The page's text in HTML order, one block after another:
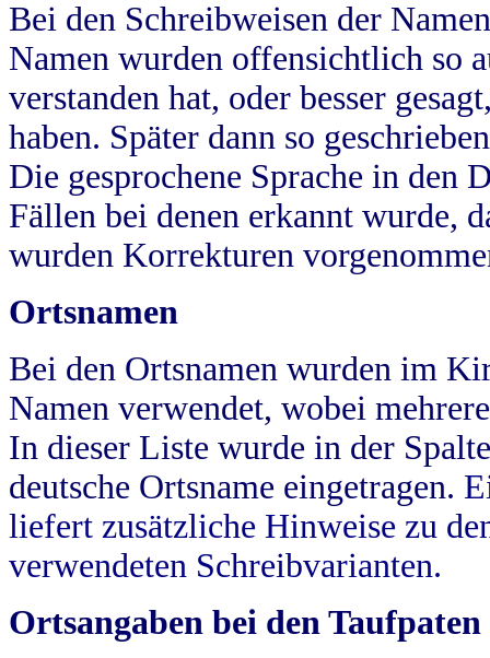
Bei den Schreibweisen der
Namen wurden offensichtlich so
verstanden hat, oder besser
haben. Später dann so
Die gesprochene Sprache in
Fällen bei denen erkannt wurde,
wurden Korrekturen
Ortsnamen
Bei den Ortsnamen wurden im
Namen verwendet, wobei
In dieser Liste wurde in der
deutsche Ortsname eingetragen.
liefert zusätzliche Hinweise zu
verwendeten Schreibvarianten.
Ortsangaben bei den Taufpaten